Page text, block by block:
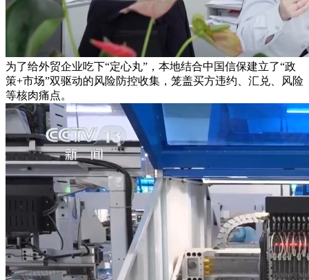
为了给外贸企业吃下“定心丸”，本地结合中国信保建立了“政
策+市场”双驱动的风险防控收集，笼盖买方违约、汇兑、风险
等核肉痛点。